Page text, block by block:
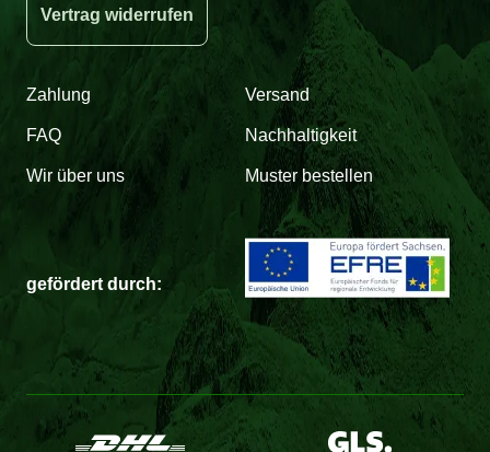
Vertrag widerrufen
Zahlung Versand
FAQ Nachhaltigkeit
Wir über uns Muster bestellen
gefördert durch: